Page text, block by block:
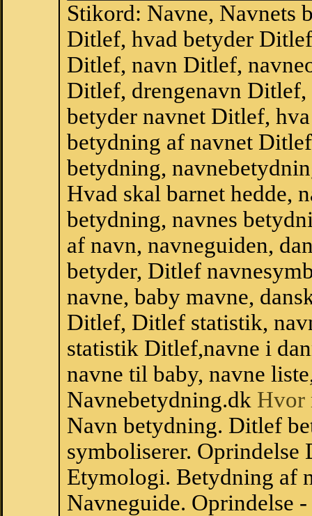
Stikord: Navne, Navnets
Ditlef, hvad betyder
Ditlef, navn Ditlef,
Ditlef, drengenavn
betyder navnet Ditlef,
betydning af navnet
betydning,
Hvad skal barnet hedde,
betydning, navnes
af navn, navneguiden,
betyder, Ditlef
navne, baby mavne,
Ditlef, Ditlef statistik,
statistik Ditlef,navne i
navne til baby, navne
Navnebetydning.dk Hvor
Navn betydning. Ditlef
symboliserer.
Etymologi. Betydning af
Navneguide. Oprindelse